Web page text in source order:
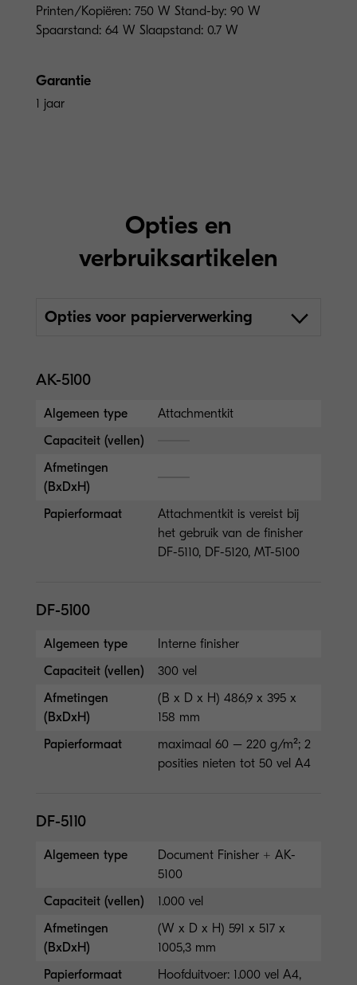
Printen/Kopiëren: 750 W Stand-by: 90 W
Spaarstand: 64 W Slaapstand: 0.7 W
Garantie
1 jaar
Opties en
verbruiksartikelen
Opties voor papierverwerking
AK-5100
Algemeen type
Attachmentkit
Capaciteit (vellen)
Afmetingen
(BxDxH)
Papierformaat
Attachmentkit is vereist bij
het gebruik van de finisher
DF-5110, DF-5120, MT-5100
DF-5100
Algemeen type
Interne finisher
Capaciteit (vellen)
300 vel
Afmetingen
(BxDxH)
(B x D x H) 486,9 x 395 x
158 mm
Papierformaat
maximaal 60 – 220 g/m²; 2
posities nieten tot 50 vel A4
DF-5110
Algemeen type
Document Finisher + AK-
5100
Capaciteit (vellen)
1.000 vel
Afmetingen
(BxDxH)
(W x D x H) 591 x 517 x
1005,3 mm
Papierformaat
Hoofduitvoer: 1.000 vel A4,